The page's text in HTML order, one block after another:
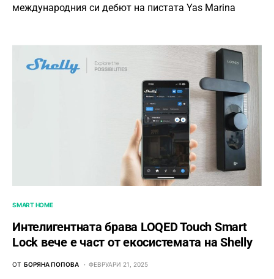
международния си дебют на пистата Yas Marina
SMART HOME
Интелигентната брава LOQED Touch Smart
Lock вече е част от екосистемата на Shelly
ОТ БОРЯНА ПОПОВА ФЕВРУАРИ 21, 2025